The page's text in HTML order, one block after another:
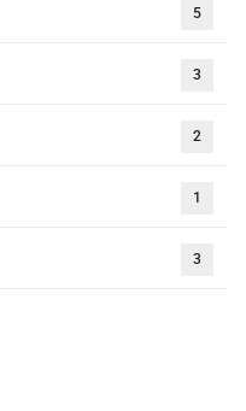
5
3
2
1
3